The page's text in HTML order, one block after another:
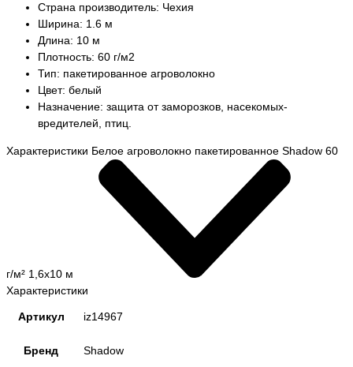
Страна производитель: Чехия
Ширина: 1.6 м
Длина: 10 м
Плотность: 60 г/м2
Тип: пакетированное агроволокно
Цвет: белый
Назначение: защита от заморозков, насекомых-
вредителей, птиц.
Характеристики Белое агроволокно пакетированное Shadow 60
г/м² 1,6x10 м
Характеристики
Артикул iz14967
Бренд Shadow